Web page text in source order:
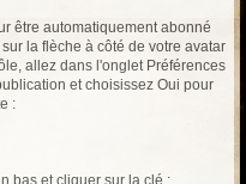
être automatiquement abonné
la flèche à côté de votre avatar
allez dans l'onglet Préférences
et choisissez Oui pour
: